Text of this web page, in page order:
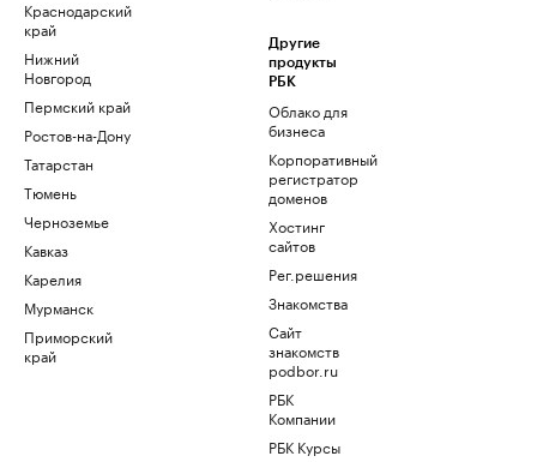
Краснодарский
край
Нижний
Новгород
Пермский край
Ростов-на-Дону
Татарстан
Тюмень
Черноземье
Кавказ
Карелия
Мурманск
Приморский
край
Другие
продукты
РБК
Облако для
бизнеса
Корпоративный
регистратор
доменов
Хостинг
сайтов
Рег.решения
Знакомства
Сайт
знакомств
podbor.ru
РБК
Компании
РБК Курсы